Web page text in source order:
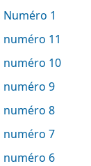
Numéro 1
numéro 11
numéro 10
numéro 9
numéro 8
numéro 7
numéro 6